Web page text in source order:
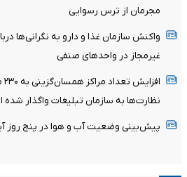
مجرمان از ترس رسوایی
واکنش سازمان غذا و دارو به نگرانی‌ها
غیرمجاز در واحدهای صنفی
نظارت‌ها به سازمان تبلیغات واگذار
پیش‌بینی وضعیت آب و هوا در پنج روز